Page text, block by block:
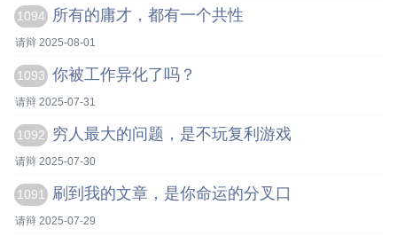
1094 所有的庸才，都有一个共性
请辩 2025-08-01
1093 你被工作异化了吗？
请辩 2025-07-31
1092 穷人最大的问题，是不玩复利游戏
请辩 2025-07-30
1091 刷到我的文章，是你命运的分叉口
请辩 2025-07-29